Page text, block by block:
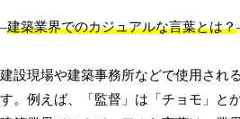
–建築業界でのカジュアルな言葉とは？
建設現場や建築事務所などで使用され
す。例えば、「監督」は「チョモ」と